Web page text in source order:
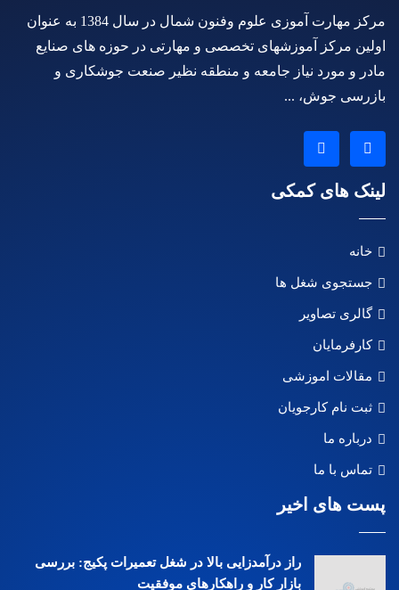
مرکز مهارت آموزی علوم وفنون شمال در سال 1384 به عنوان
اولین مرکز آموزشهای تخصصی و مهارتی در حوزه های صنایع
مادر و مورد نیاز جامعه و منطقه نظیر صنعت جوشکاری و
بازرسی جوش، ...
لینک های کمکی
خانه
جستجوی شغل ها
گالری تصاویر
کارفرمایان
مقالات اموزشی
ثبت نام کارجویان
درباره ما
تماس با ما
پست های اخیر
راز درآمدزایی بالا در شغل تعمیرات پکیج: بررسی
بازار کار و راهکارهای موفقیت